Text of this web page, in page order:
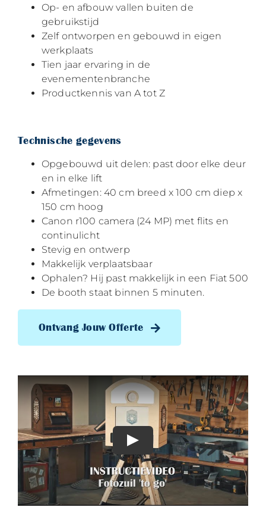
Op- en afbouw vallen buiten de
gebruikstijd
Zelf ontworpen en gebouwd in eigen
werkplaats
Tien jaar ervaring in de
evenementenbranche
Productkennis van A tot Z
Technische gegevens
Opgebouwd uit delen: past door elke deur
en in elke lift
Afmetingen: 40 cm breed x 100 cm diep x
150 cm hoog
Canon r100 camera (24 MP) met flits en
continulicht
Stevig en ontwerp
Makkelijk verplaatsbaar
Ophalen? Hij past makkelijk in een Fiat 500
De booth staat binnen 5 minuten.
Ontvang Jouw Offerte